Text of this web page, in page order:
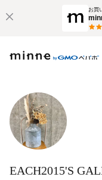
お買
EACH2015'S